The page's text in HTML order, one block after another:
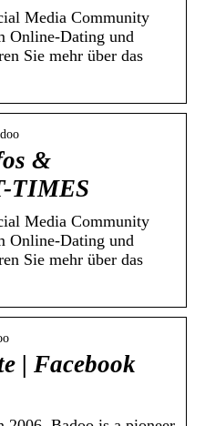
Media Community
Online-Dating und
Sie mehr über das
&
TIMES
Media Community
Online-Dating und
Sie mehr über das
| Facebook